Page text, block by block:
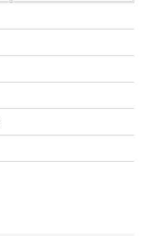
電梯大樓 套房
樓中樓 華廈
店面 工廠